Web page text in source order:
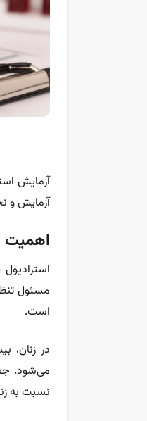
آزمایش
آزمایش و
اهمیت
مسئول
است.
در زنان،
می‌شود.
نسبت به